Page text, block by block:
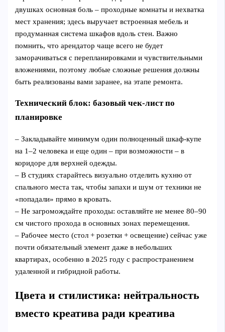
двушках основная боль – проходные комнаты и нехватка
мест хранения; здесь выручает встроенная мебель и
продуманная система шкафов вдоль стен. Важно
помнить, что арендатор чаще всего не будет
заморачиваться с перепланировками и чувствительными
вложениями, поэтому любые сложные решения должны
быть реализованы вами заранее, на этапе ремонта.
Технический блок: базовый чек-лист по
планировке
– Закладывайте минимум один полноценный шкаф‑купе
на 1–2 человека и еще один – при возможности – в
коридоре для верхней одежды.
– В студиях старайтесь визуально отделить кухню от
спального места так, чтобы запахи и шум от техники не
«попадали» прямо в кровать.
– Не загромождайте проходы: оставляйте не менее 80–90
см чистого прохода в основных зонах перемещения.
– Рабочее место (стол + розетки + освещение) сейчас уже
почти обязательный элемент даже в небольших
квартирах, особенно в 2025 году с распространением
удаленной и гибридной работы.
Цвета и стилистика: нейтральность
вместо креатива ради креатива